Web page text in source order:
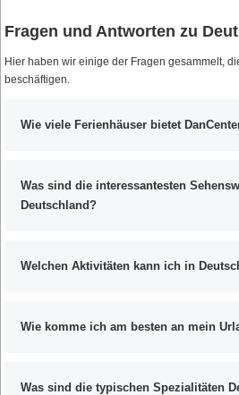
Fragen und Antworten zu
Hier haben wir einige der Fragen gesammelt,
beschäftigen.
Wie viele Ferienhäuser bietet
Was sind die interessantesten
Deutschland?
Welchen Aktivitäten kann ich in
Wie komme ich am besten an mein
Was sind die typischen Spezialitäten